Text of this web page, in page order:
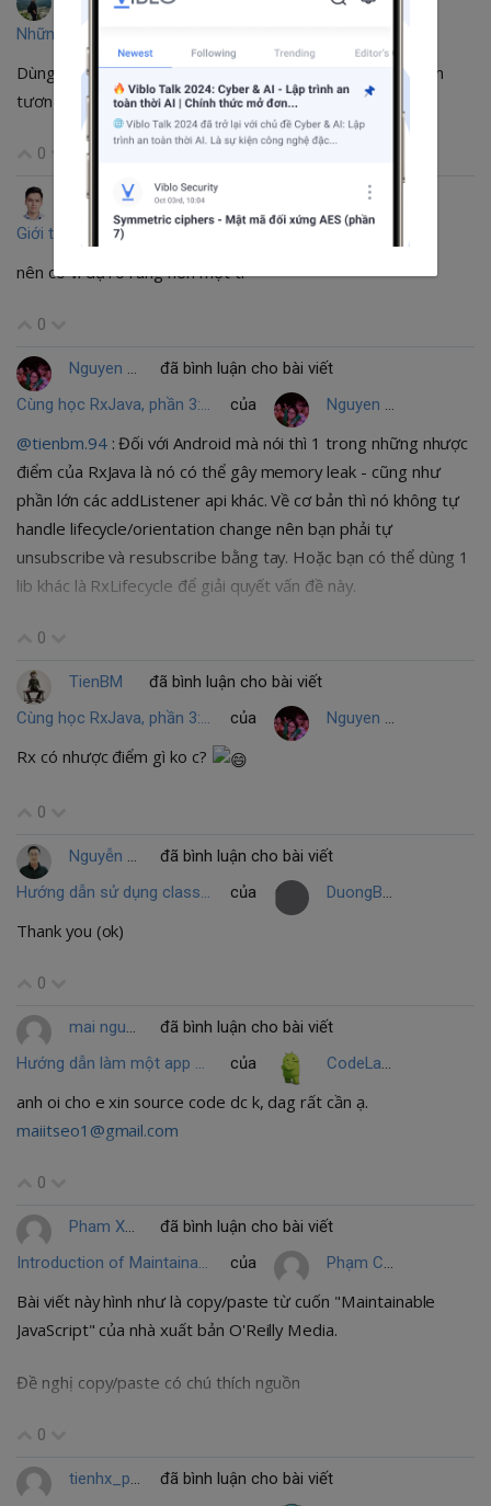
Dùng Anima2D ngon hơn bác..rẽ hơn 5$ còn có thêm phần
tương tác vật lý cho animation nữa.
0
Nguyen Van Toan
đã bình luận cho bài viết
của Nghi Can
nên có ví dụ rõ ràng hơn một tí
0
Nguyen Thanh Hai
đã bình luận cho bài viết
Cùng học RxJava, phần 3: Core Operators
của Nguyen Thanh Hai
@tienbm.94: Đối với Android mà nói thì 1 trong những nhược
điểm của RxJava là nó có thể gây memory leak - cũng như
phần lớn các addListener api khác. Về cơ bản thì nó không tự
handle lifecycle/orientation change nên bạn phải tự
unsubscribe và resubscribe bằng tay. Hoặc bạn có thể dùng 1
lib khác là RxLifecycle để giải quyết vấn đề này.
0
TienBM
đã bình luận cho bài viết
Cùng học RxJava, phần 3: Core Operators
của Nguyen Thanh Hai
Rx có nhược điểm gì ko c?
0
Nguyễn Huy Hùng
đã bình luận cho bài viết
Hướng dẫn sử dụng class Support trong model
của DuongBV
Thank you (ok)
0
mai nguyen
đã bình luận cho bài viết
Hướng dẫn làm một app nghe nhạc online và offline đơn giản
của CodeLamGi
anh oi cho e xin source code dc k, dag rất cần ạ.
maiitseo1@gmail.com
0
Pham Xuan Dung
đã bình luận cho bài viết
Introduction of Maintainable Javascript 4
của Phạm Cẩm Anh
Bài viết này hình như là copy/paste từ cuốn "Maintainable
JavaScript" của nhà xuất bản O'Reilly Media.
Đề nghị copy/paste có chú thích nguồn
0
tienhx_php
đã bình luận cho bài viết